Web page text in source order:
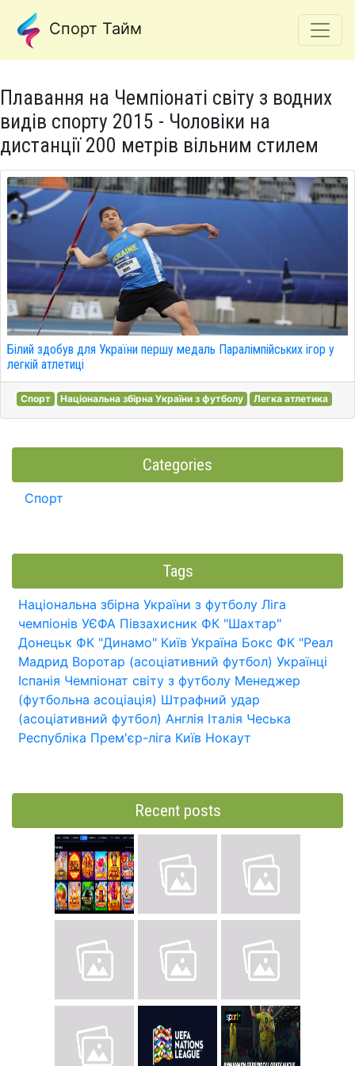
Спорт Тайм
Плавання на Чемпіонаті світу з водних
видів спорту 2015 - Чоловіки на
дистанції 200 метрів вільним стилем
Білий здобув для України першу медаль Паралімпійських ігор у
легкій атлетиці
Спорт Національна збірна України з футболу Легка атлетика
Categories
Спорт
Tags
Національна збірна України з футболу Ліга
чемпіонів УЄФА Півзахисник ФК "Шахтар"
Донецьк ФК "Динамо" Київ Україна Бокс ФК "Реал
Мадрид Воротар (асоціативний футбол) Українці
Іспанія Чемпіонат світу з футболу Менеджер
(футбольна асоціація) Штрафний удар
(асоціативний футбол) Англія Італія Чеська
Республіка Прем'єр-ліга Київ Нокаут
Recent posts